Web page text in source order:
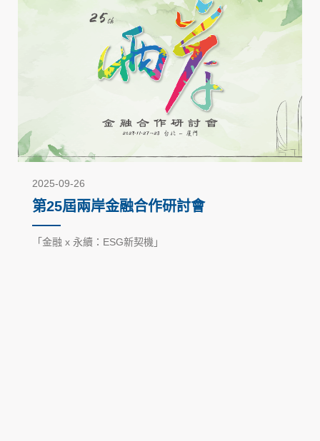
2025-09-26
第25屆兩岸金融合作研討會
「金融 x 永續：ESG新契機」